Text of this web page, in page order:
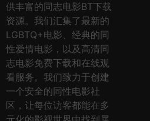
供丰富的同志电影BT下载
资源。我们汇集了最新的
LGBTQ+电影、经典的同
性爱情电影，以及高清同
志电影免费下载和在线观
看服务。我们致力于创建
一个安全的同性电影社
区，让每位访客都能在多